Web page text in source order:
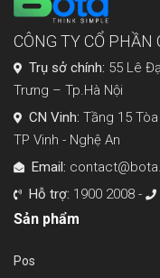
CÔNG TY CỔ PHẦN
Trụ sở chính: 55 Lê
Trưng – Tp.Hà Nội
CN Vinh: Tầng 15
TP Vinh - Nghệ An
Email:
Hỗ trợ: 1900 2008 -
Sản phẩm
Pos